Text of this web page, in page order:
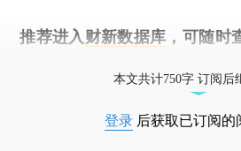
推荐进入 财新数据库 ，可随时
本文共计750字 订阅后
登录 后获取已订阅的